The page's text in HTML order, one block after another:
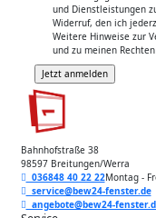
und Dienstleistungen
Widerruf, den ich
Weitere Hinweise zur
und zu meinen
Bahnhofstraße 38
98597 Breitungen/Werra
036848 40 22 22Montag -
service@bew24-fenster.de
angebote@bew24-